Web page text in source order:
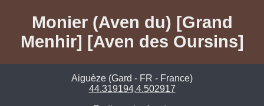
Monier (Aven du) [Grand
Menhir] [Aven des Oursins]
Aiguèze (Gard - FR - France)
44.319194,4.502917